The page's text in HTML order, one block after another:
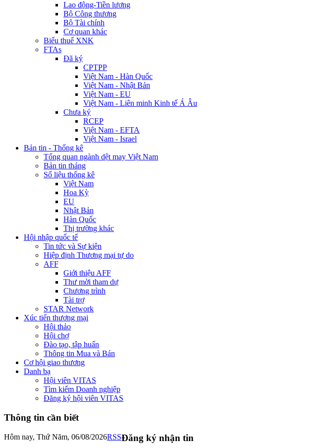
Lao động-Tiền lương
Bộ Công thương
Bộ Tài chính
Cơ quan khác
Biểu thuế XNK
FTAs
Đã ký
CPTPP
Việt Nam - Hàn Quốc
Việt Nam - Nhật Bản
Việt Nam - EU
Việt Nam - Liên minh Kinh tế Á Âu
Chưa ký
RCEP
Việt Nam - EFTA
Việt Nam - Israel
Bản tin - Thống kê
Tổng quan ngành dệt may Việt Nam
Bản tin tháng
Số liệu thống kê
Việt Nam
Hoa Kỳ
EU
Nhật Bản
Hàn Quốc
Thị trường khác
Hội nhập quốc tế
Tin tức và Sự kiện
Hiệp định Thương mại tự do
AFF
Giới thiệu AFF
Thư mời tham dự
Chương trình
Tài trợ
STAR Network
Xúc tiến thương mại
Hội thảo
Hội chợ
Đào tạo, tập huấn
Thông tin Mua và Bán
Cơ hội giao thương
Danh bạ
Hội viên VITAS
Tìm kiếm Doanh nghiệp
Đăng ký hội viên VITAS
Thông tin cần biết
Hôm nay, Thứ Năm, 06/08/2026RSSĐăng ký nhận tin